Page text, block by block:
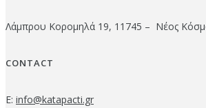
Λάμπρου Κορομηλά 19, 11745 – Νέος
CONTACT
E: info@katapacti.gr